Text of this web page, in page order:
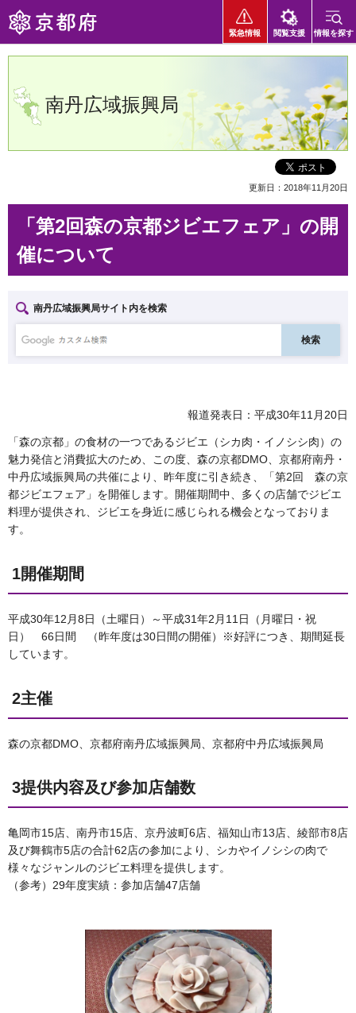
京都府
緊急情報 閲覧支援 情報を探す
南丹広域振興局
更新日：2018年11月20日
「第2回森の京都ジビエフェア」の開
催について
南丹広域振興局サイト内を検索
報道発表日：平成30年11月20日
「森の京都」の食材の一つであるジビエ（シカ肉・イノシシ肉）の
魅力発信と消費拡大のため、この度、森の京都DMO、京都府南丹・
中丹広域振興局の共催により、昨年度に引き続き、「第2回 森の京
都ジビエフェア」を開催します。開催期間中、多くの店舗でジビエ
料理が提供され、ジビエを身近に感じられる機会となっておりま
す。
1開催期間
平成30年12月8日（土曜日）～平成31年2月11日（月曜日・祝
日） 66日間 （昨年度は30日間の開催）※好評につき、期間延長
しています。
2主催
森の京都DMO、京都府南丹広域振興局、京都府中丹広域振興局
3提供内容及び参加店舗数
亀岡市15店、南丹市15店、京丹波町6店、福知山市13店、綾部市8店
及び舞鶴市5店の合計62店の参加により、シカやイノシシの肉で
様々なジャンルのジビエ料理を提供します。
（参考）29年度実績：参加店舗47店舗